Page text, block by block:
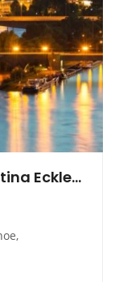
Krankengymnastikpraxis Bettina Eckle-Wolf, Günter Wolf